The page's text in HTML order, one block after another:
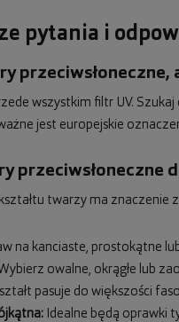
pytania i
przeciwsłoneczne,
wszystkim filtr UV.
jest europejskie
przeciwsłoneczne
twarzy ma znaczenie
na kanciaste, prostokątne
owalne, okrągłe lub
pasuje do większości
Idealne będą oprawki